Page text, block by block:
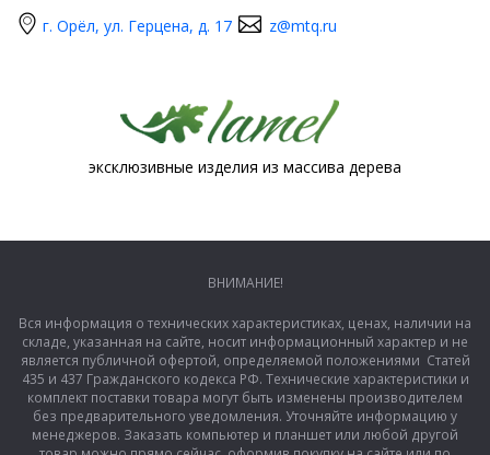
г. Орёл, ул. Герцена, д. 17 z@mtq.ru
эксклюзивные изделия из массива дерева
ВНИМАНИЕ!
Вся информация о технических характеристиках, ценах, наличии на
складе, указанная на сайте, носит информационный характер и не
является публичной офертой, определяемой положениями Статей
435 и 437 Гражданского кодекса РФ. Технические характеристики и
комплект поставки товара могут быть изменены производителем
без предварительного уведомления. Уточняйте информацию у
менеджеров. Заказать компьютер и планшет или любой другой